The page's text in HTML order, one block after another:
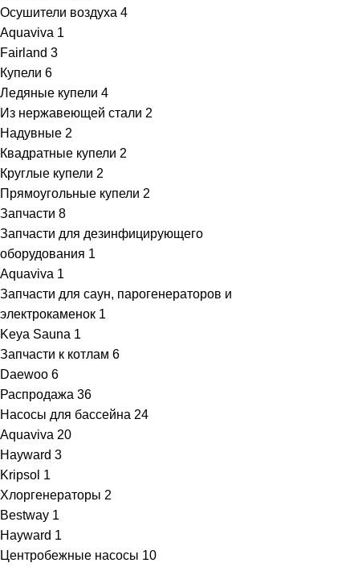
Осушители воздуха 4
Aquaviva 1
Fairland 3
Купели 6
Ледяные купели 4
Из нержавеющей стали 2
Надувные 2
Квадратные купели 2
Круглые купели 2
Прямоугольные купели 2
Запчасти 8
Запчасти для дезинфицирующего
оборудования 1
Aquaviva 1
Запчасти для саун, парогенераторов и
электрокаменок 1
Keya Sauna 1
Запчасти к котлам 6
Daewoo 6
Распродажа 36
Насосы для бассейна 24
Aquaviva 20
Hayward 3
Kripsol 1
Хлоргенераторы 2
Bestway 1
Hayward 1
Центробежные насосы 10